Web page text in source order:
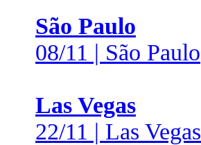
São Paulo
08/11 | São Paulo
Las Vegas
22/11 | Las Vegas